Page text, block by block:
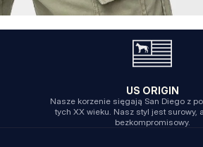
US ORIGIN
Nasze korzenie sięgają San Diego z
tych XX wieku. Nasz styl jest surowy,
bezkompromisowy.